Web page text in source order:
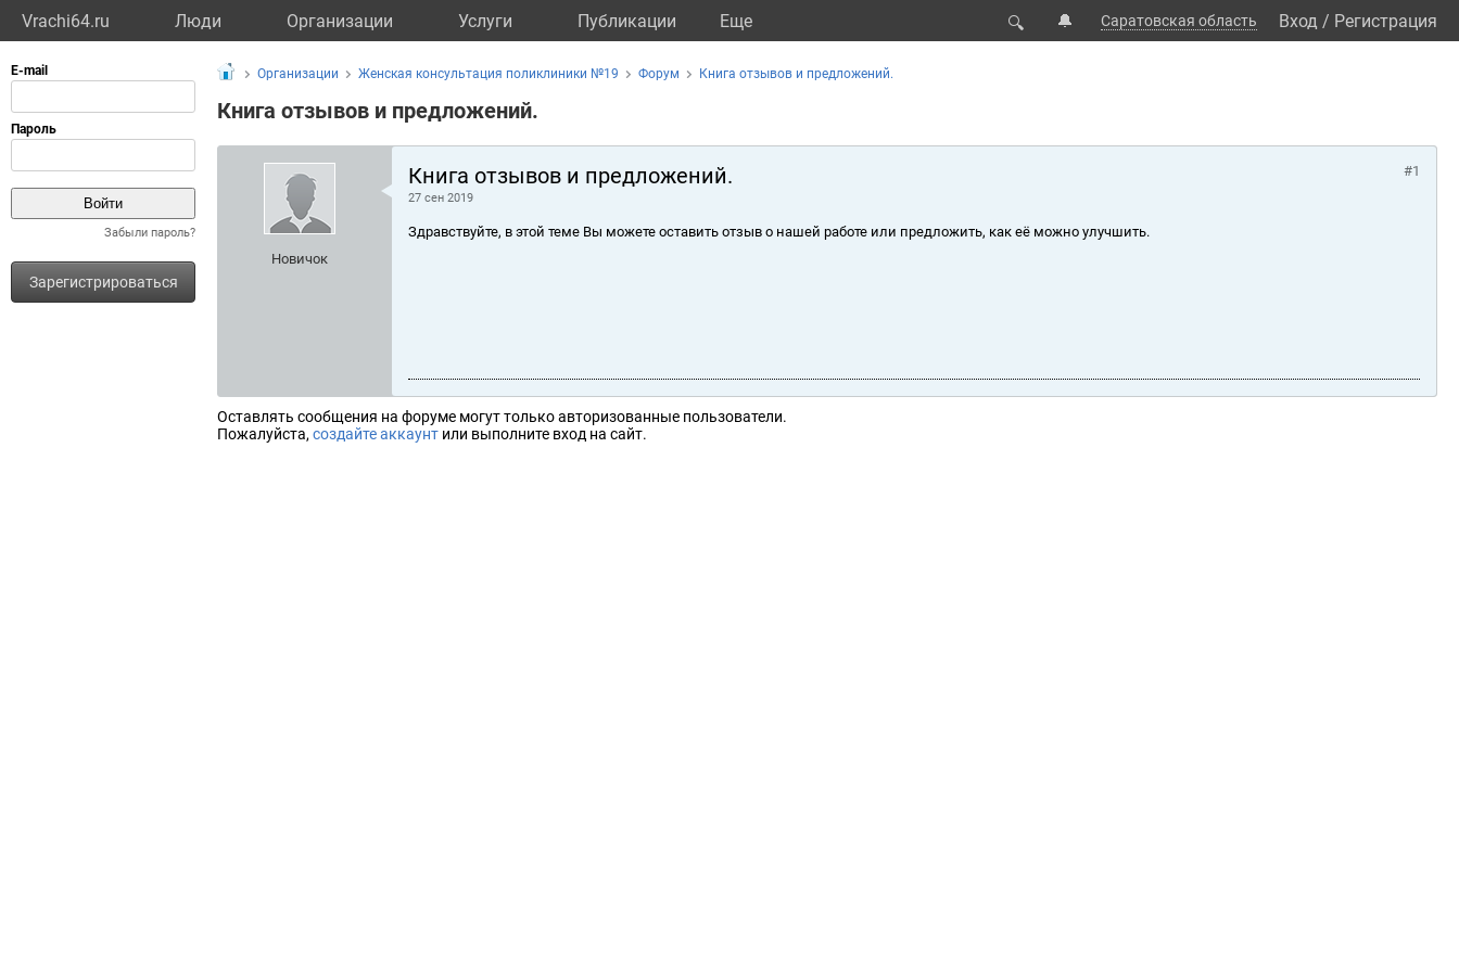
Vrachi64.ru Люди Организации Услуги Публикации Eще 🔍 🔔 Саратовская область Вход / Регистрация
Забыли пароль?
Зарегистрироваться
Организации Женская консультация поликлиники №19 Форум Книга отзывов и предложений.
Книга отзывов и предложений.
Новичок
Книга отзывов и предложений.
27 сен 2019
#1
Здравствуйте, в этой теме Вы можете оставить отзыв о нашей работе или предложить, как её можно улучшить.
Оставлять сообщения на форуме могут только авторизованные пользователи.
Пожалуйста, создайте аккаунт или выполните вход на сайт.